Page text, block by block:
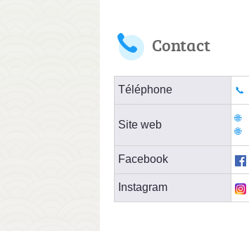
Contact
Téléphone
Site web
Facebook
Instagram